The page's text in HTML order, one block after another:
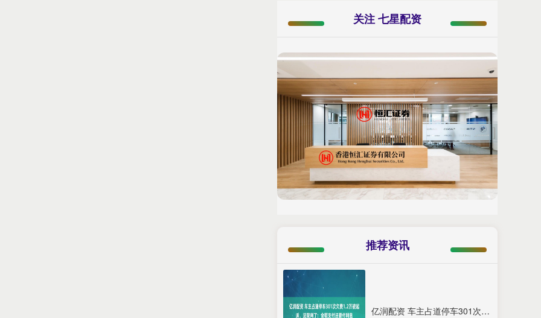
关注 七星配资
推荐资讯
亿润配资 车主占道停车301次欠费1.2万被起诉，法院判了：全额支付还要付利息